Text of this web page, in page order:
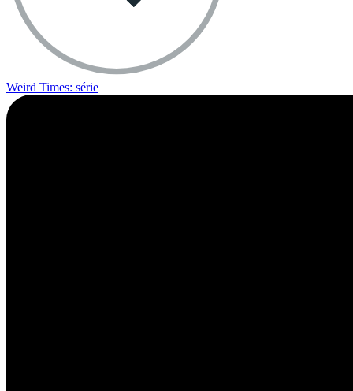
Weird Times: série